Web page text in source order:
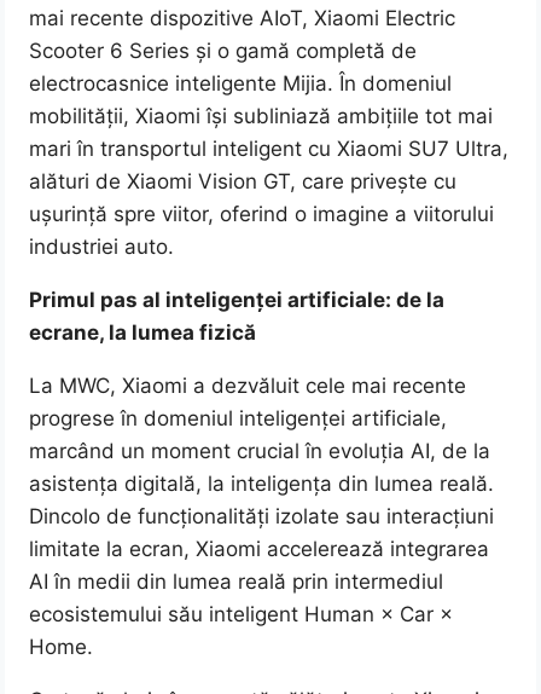
mai recente dispozitive AIoT, Xiaomi Electric
Scooter 6 Series și o gamă completă de
electrocasnice inteligente Mijia. În domeniul
mobilității, Xiaomi își subliniază ambițiile tot mai
mari în transportul inteligent cu Xiaomi SU7 Ultra,
alături de Xiaomi Vision GT, care privește cu
ușurință spre viitor, oferind o imagine a viitorului
industriei auto.
Primul pas al inteligenței artificiale: de la
ecrane, la lumea fizică
La MWC, Xiaomi a dezvăluit cele mai recente
progrese în domeniul inteligenței artificiale,
marcând un moment crucial în evoluția AI, de la
asistența digitală, la inteligența din lumea reală.
Dincolo de funcționalități izolate sau interacțiuni
limitate la ecran, Xiaomi accelerează integrarea
AI în medii din lumea reală prin intermediul
ecosistemului său inteligent Human × Car ×
Home.